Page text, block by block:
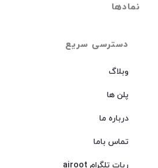
دسترسی سریع
وبلاگ
پلن ها
درباره ما
تماس باما
ربات تلگرام airoot
نمادها